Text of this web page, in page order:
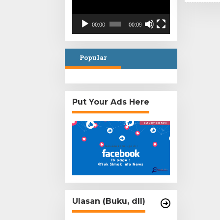
00:00 00:09
Popular
Put Your Ads Here
Ulasan (Buku, dll)